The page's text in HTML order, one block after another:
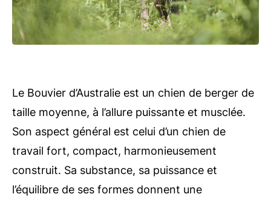
Le Bouvier d’Australie est un chien de berger de
taille moyenne, à l’allure puissante et musclée.
Son aspect général est celui d’un chien de
travail fort, compact, harmonieusement
construit. Sa substance, sa puissance et
l’équilibre de ses formes donnent une